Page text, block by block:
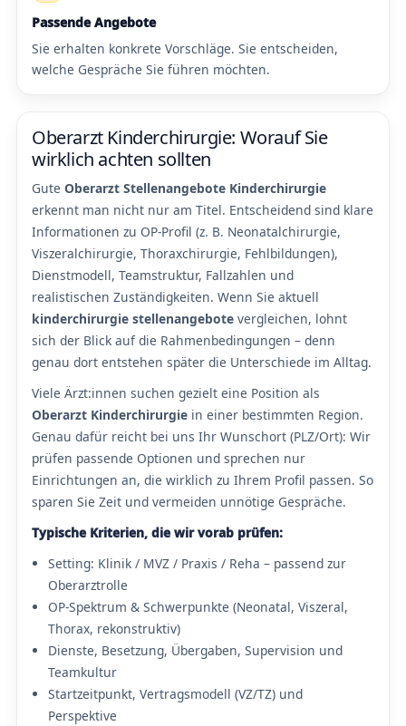
Passende Angebote
Sie erhalten konkrete Vorschläge. Sie entscheiden,
welche Gespräche Sie führen möchten.
Oberarzt Kinderchirurgie: Worauf Sie
wirklich achten sollten
Gute Oberarzt Stellenangebote Kinderchirurgie
erkennt man nicht nur am Titel. Entscheidend sind klare
Informationen zu OP-Profil (z. B. Neonatalchirurgie,
Viszeralchirurgie, Thoraxchirurgie, Fehlbildungen),
Dienstmodell, Teamstruktur, Fallzahlen und
realistischen Zuständigkeiten. Wenn Sie aktuell
kinderchirurgie stellenangebote vergleichen, lohnt
sich der Blick auf die Rahmenbedingungen – denn
genau dort entstehen später die Unterschiede im Alltag.
Viele Ärzt:innen suchen gezielt eine Position als
Oberarzt Kinderchirurgie in einer bestimmten Region.
Genau dafür reicht bei uns Ihr Wunschort (PLZ/Ort): Wir
prüfen passende Optionen und sprechen nur
Einrichtungen an, die wirklich zu Ihrem Profil passen. So
sparen Sie Zeit und vermeiden unnötige Gespräche.
Typische Kriterien, die wir vorab prüfen:
Setting: Klinik / MVZ / Praxis / Reha – passend zur
Oberarztrolle
OP-Spektrum & Schwerpunkte (Neonatal, Viszeral,
Thorax, rekonstruktiv)
Dienste, Besetzung, Übergaben, Supervision und
Teamkultur
Startzeitpunkt, Vertragsmodell (VZ/TZ) und
Perspektive